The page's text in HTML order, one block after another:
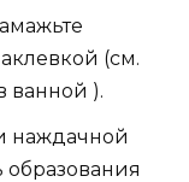
(см.
ванной ).
наждачной
образования